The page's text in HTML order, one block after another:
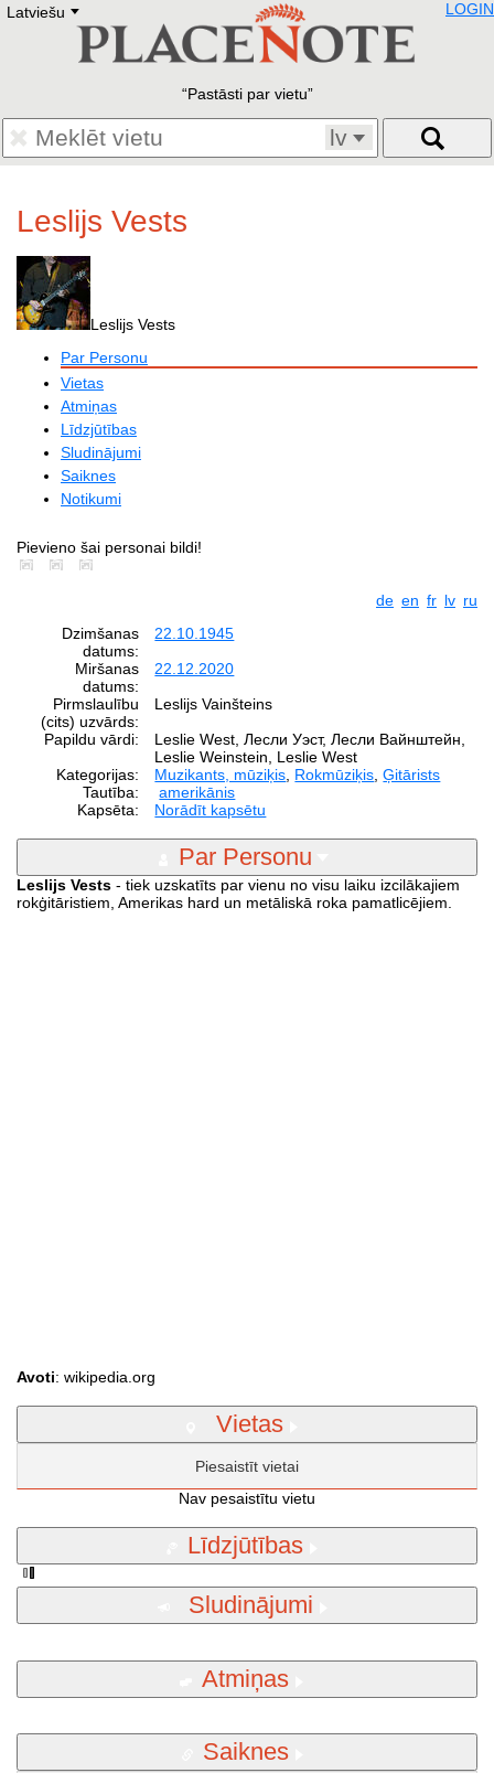
Latviešu E
Deutsch
Francais
Polski
Eestikeelne
LOGIN
Pastāsti par vietu
lv
Leslijs Vests
Leslijs Vests
Par Personu
Vietas
Atmiņas
Līdzjūtības
Sludinājumi
Saiknes
Notikumi
Pievieno šai personai bildi!
de en fr lv ru
Dzimšanas
datums:
22.10.1945
Miršanas
datums:
22.12.2020
Pirmslaulību
(cits) uzvārds:
Leslijs Vainšteins
Papildu vārdi:
Leslie West, Лесли Уэст, Лесли Вайнштейн,
Leslie Weinstein, Leslie West
Kategorijas:
Muzikants, mūziķis Rokmūziķis ,Ģitārists
Tautība:
amerikānis
Kapsēta:
Norādīt kapsētu
Par Personu
Leslijs Vests - tiek uzskatīts par vienu no visu laiku izcilākajiem
rokģitāristiem, Amerikas hard un metāliskā roka pamatlicējiem.
Avoti: wikipedia.org
Vietas
Piesaistīt vietai
Nav pesaistītu vietu
Līdzjūtības
Sludinājumi
Atmiņas
Saiknes